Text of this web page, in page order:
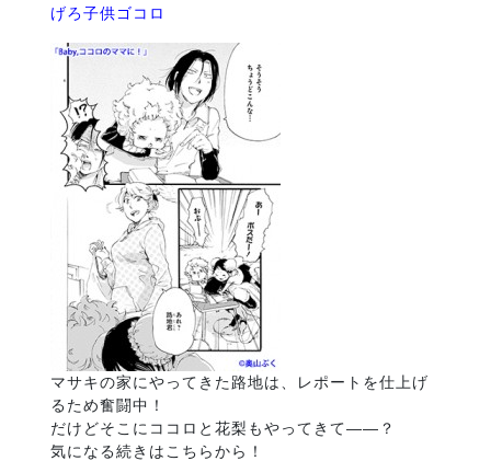
げろ子供ゴコロ
マサキの家にやってきた路地は、レポートを仕上げ
るため奮闘中！
だけどそこにココロと花梨もやってきて――？
気になる続きはこちらから！